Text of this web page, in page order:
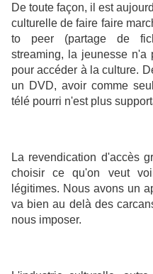
De toute façon, il est
culturelle de faire faire
to peer (partage de
streaming, la jeunesse n'a
pour accéder à la culture.
un DVD, avoir comme
télé pourri n'est plus
La revendication d'accès
choisir ce qu'on veut
légitimes. Nous avons un
va bien au delà des
nous imposer.